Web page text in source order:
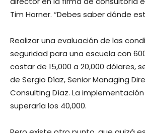
Tim Horner. “Debes saber dónde
Realizar una evaluación de las
seguridad para una escuela con
costar de 15,000 a 20,000 dólares,
de Sergio Díaz, Senior Managing
Consulting Díaz. La
superaría los 40,000.